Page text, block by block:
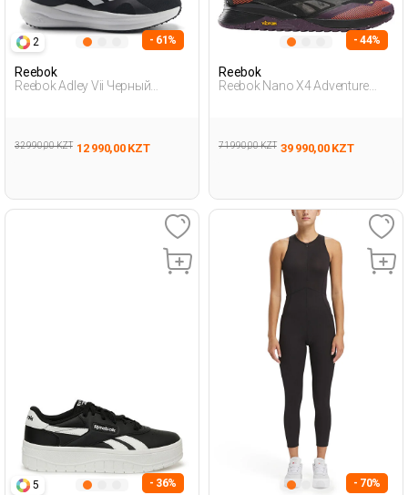
2 - 61%
Reebok
Reebok Adley Vii Черный
32 990,00 KZT 12 990,00 KZT
- 44%
Reebok
Reebok Nano X4 Adventure
71 990,00 KZT 39 990,00 KZT
5 - 36% - 70%